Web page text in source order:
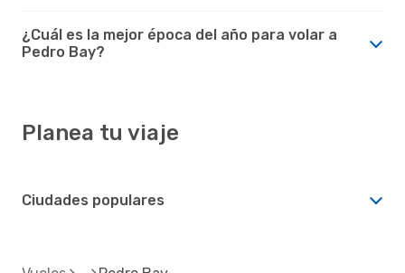
¿Cuál es la mejor época del año para volar a
Pedro Bay?
Planea tu viaje
Ciudades populares